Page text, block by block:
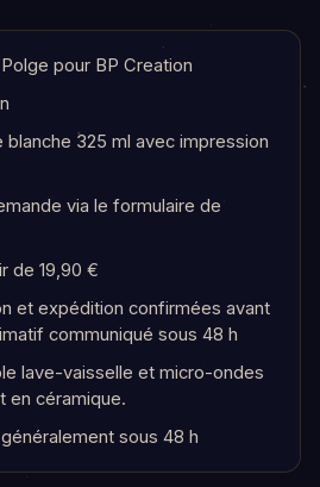
pour BP Creation
blanche 325 ml avec impression
via le formulaire de
de 19,90 €
et expédition confirmées avant
communiqué sous 48 h
lave-vaisselle et micro-ondes
en céramique.
sous 48 h